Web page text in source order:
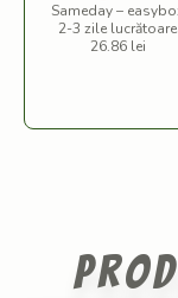
Sameday –
2-3 zile lucrătoare
26.86 lei